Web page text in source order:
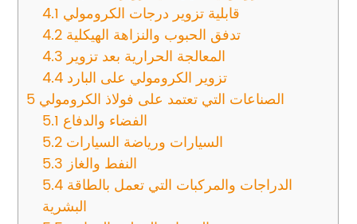
4.1 قابلية تزوير درجات الكرومولي
4.2 تدفق الحبوب والنزاهة الهيكلية
4.3 المعالجة الحرارية بعد تزوير
4.4 تزوير الكرومولي على البارد
5 الصناعات التي تعتمد على فولاذ الكرومولي
5.1 الفضاء والدفاع
5.2 السيارات ورياضة السيارات
5.3 النفط والغاز
5.4
البشرية